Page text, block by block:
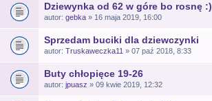
Dziewynka od 62 w góre bo rosnę :)
autor: gebka » 16 maja 2019, 16:00
Sprzedam buciki dla dziewczynki
autor: Truskaweczka11 » 07 paź 2018, 8:33
Buty chłopięce 19-26
autor: jpuasz » 09 kwie 2019, 12:32